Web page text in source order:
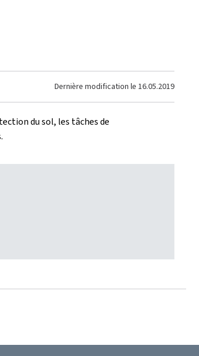
Dernière modification le 16.05.2019
du sol, les tâches de